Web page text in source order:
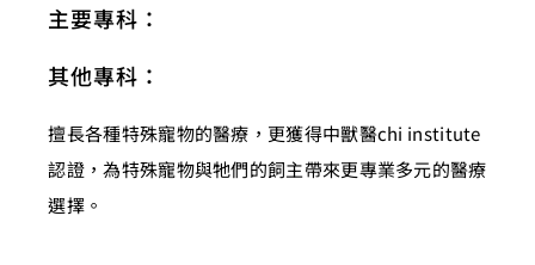
主要專科：
其他專科：
擅長各種特殊寵物的醫療，更獲得中獸醫chi institute
認證，為特殊寵物與牠們的飼主帶來更專業多元的醫療
選擇。